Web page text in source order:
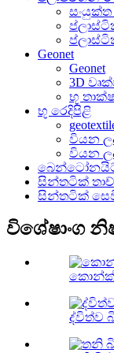
Geonet
Geonet
3D
භූ
භූ රෙදිපිළි
වියන
වියන
සින්තටික්
සින්තටික්
විශේෂාංග
ද්විත්ව